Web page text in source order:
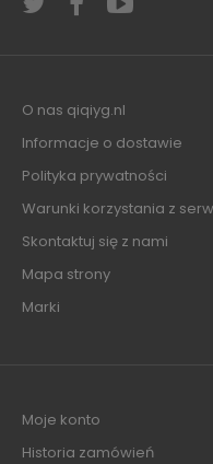
O nas qiqiyg.nl
Informacje o dostawie
Polityka prywatności
Warunki korzystania z
Skontaktuj się z nami
Mapa strony
Marki
Moje konto
Historia zamówień